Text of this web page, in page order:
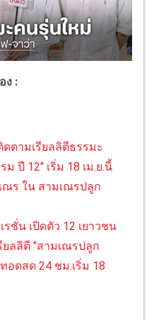
ง :
ตามเรียลลิตีธรรมะ
ปี 12" เริ่ม 18 เม.ย.นี้
ณร ใน สามเณรปลูก
ชั่น เปิดตัว 12 เยาวชน
ยลลิตี "สามเณรปลูก
ดสด 24 ชม.เริ่ม 18